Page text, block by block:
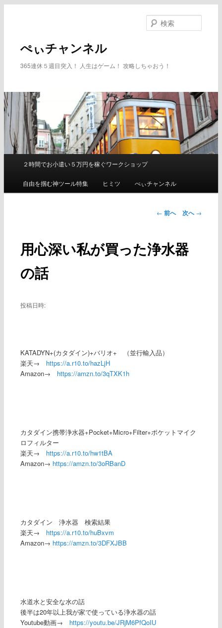
へ
移
動
ぺぃチャンネル
365連休５週目突入！ 人生はゲーム！ 攻略しちゃおう！
メ
２時間でお小遣い５万円を稼ぐワークショップ
自由を掴む神ツール特集 ヒミツ ぺぃチャンネル
投
ビ
← 前へ 次へ→
用心深い私が買った浄水器
の話
投稿日時:
KATADYN+(カタダイン)+バリオ+ （並行輸入品）
楽天→ https://a.r10.to/hazLjH
Amazon→ https://amzn.to/3qTXK1h
カタダイン携帯浄水器+Pocket+Micro+Filter+ポケットマイク
ロフィルター
楽天→ https://a.r10.to/hw1tBA
Amazon→ https://amzn.to/3oRBanD
カタダイン 浄水器 検索結果
楽天→ https://a.r10.to/huBxvm
Amazon→ https://amzn.to/3DFXJBB
水道水と安全な水の話
後半は20年以上我が家で使っている浄水器の話
Youtube動画→ https://youtu.be/JRjM6PfQoIU